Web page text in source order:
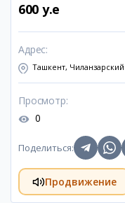
600 y.e
Адрес:
Ташкент,
Просмотр:
0
Поделиться:
Продвижение